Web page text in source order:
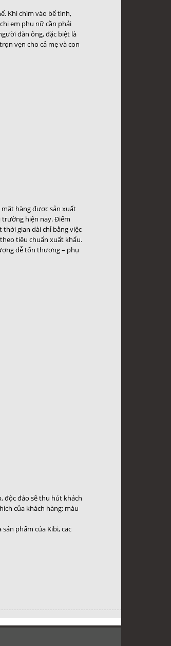
Khi chìm vào bể tình,
em phụ nữ cần phải
đàn ông, đặc biệt là
vẹn cho cả mẹ và con
hàng được sản xuất
trường hiện nay. Điểm
gian dài chỉ bằng việc
tiêu chuẩn xuất khẩu.
dễ tổn thương – phụ
độc đáo sẽ thu hút khách
của khách hàng: màu
phẩm của Kibi, cac